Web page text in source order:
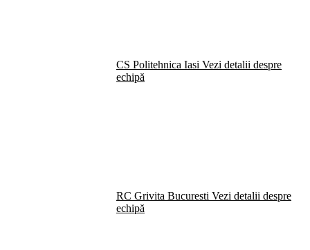
CS Politehnica Iasi Vezi detalii despre
echipă
RC Grivita Bucuresti Vezi detalii despre
echipă